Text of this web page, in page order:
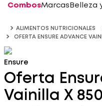
CombosMarcas Belleza
ALIMENTOS NUTRICIONALES
OFERTA ENSURE ADVANCE
Ensure
Oferta
Vainilla X